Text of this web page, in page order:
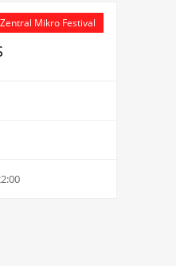
Mikro Festival